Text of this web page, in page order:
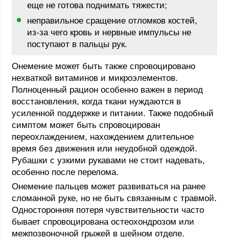
еще не готова поднимать тяжести;
неправильное сращение отломков костей,
из-за чего кровь и нервные импульсы не
поступают в пальцы рук.
Онемение может быть также спровоцировано
нехваткой витаминов и микроэлементов.
Полноценный рацион особенно важен в период
восстановления, когда ткани нуждаются в
усиленной поддержке и питании. Также подобный
симптом может быть спровоцирован
переохлаждением, нахождением длительное
время без движения или неудобной одеждой.
Рубашки с узкими рукавами не стоит надевать,
особенно после перелома.
Онемение пальцев может развиваться на ранее
сломанной руке, но не быть связанным с травмой.
Односторонняя потеря чувствительности часто
бывает спровоцирована остеохондрозом или
межпозвоночной грыжей в шейном отделе.